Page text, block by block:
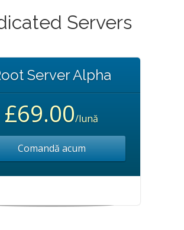
Servers
Server Alpha
£69.00/lună
Comandă acum